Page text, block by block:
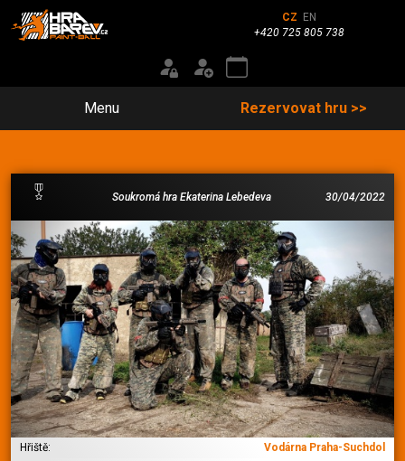
CZ
EN
+420 725 805 738
Menu Rezervovat hru >>
30/04/2022
Soukromá hra Ekaterina Lebedeva
Hřiště:
Vodárna Praha-Suchdol